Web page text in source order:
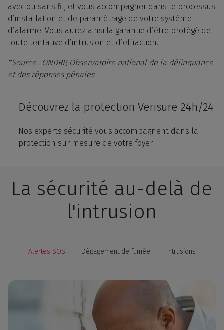
avec ou sans fil, et vous accompagner dans le processus
d’installation et de paramétrage de votre système
d’alarme. Vous aurez ainsi la garantie d’être protégé de
toute tentative d’intrusion et d’effraction.
*Source : ONDRP, Observatoire national de la délinquance
et des réponses pénales
Découvrez la protection Verisure 24h/24
Nos experts sécurité vous accompagnent dans la
protection sur mesure de votre foyer.
La sécurité au-delà de
l'intrusion
Alertes SOS Dégagement de fumée Intrusions